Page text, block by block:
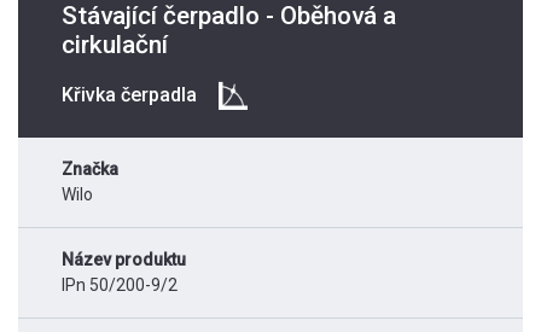
Stávající čerpadlo - Oběhová a
cirkulační
Křivka čerpadla
Značka
Wilo
Název produktu
IPn 50/200-9/2